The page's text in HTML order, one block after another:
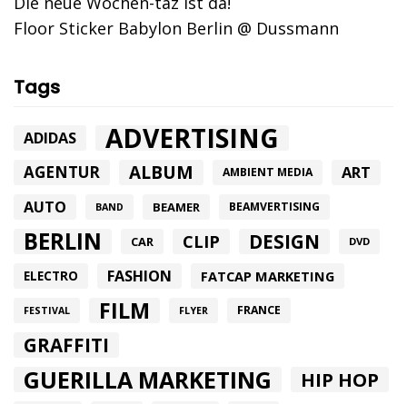
Floor Sticker Babylon Berlin @ Dussmann
Tags
ADIDAS ADVERTISING
AGENTUR ALBUM AMBIENT MEDIA ART
AUTO BAND BEAMER BEAMVERTISING
BERLIN CAR CLIP DESIGN DVD
ELECTRO FASHION FATCAP MARKETING
FESTIVAL FILM FLYER FRANCE
GRAFFITI
GUERILLA MARKETING HIP HOP